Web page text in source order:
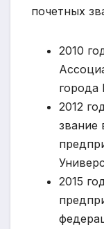
почетных
2010
города
2012
звание
2015